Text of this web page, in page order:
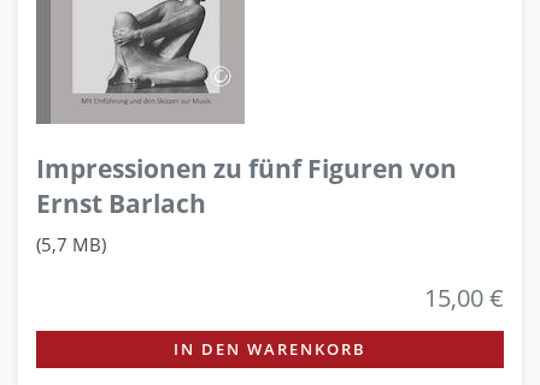
Impressionen zu fünf Figuren von
Ernst Barlach
(5,7 MB)
15,00 €
IN DEN WARENKORB